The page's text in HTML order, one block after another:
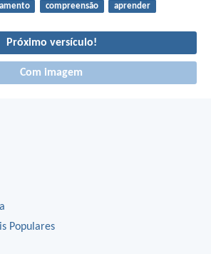
compreensão aprender
Próximo versículo!
Com imagem
Populares